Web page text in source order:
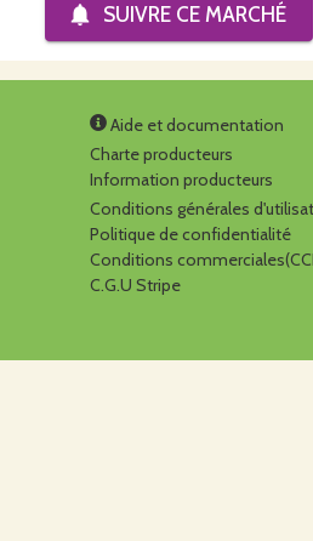
SUIVRE CE MARCHÉ
Aide et documentation
Charte producteurs
Information producteurs
Conditions générales
Politique de confidentialité
Conditions
C.G.U Stripe